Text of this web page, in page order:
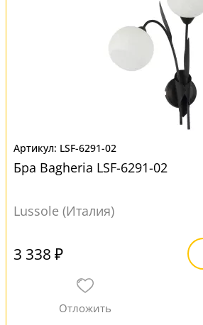
LSF-6291-02
Бра Bagheria LSF-6291-02
Lussole (Италия)
3 338 ₽